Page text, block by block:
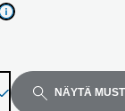
NÄYTÄ